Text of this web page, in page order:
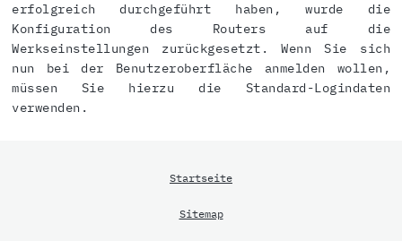
erfolgreich durchgeführt haben, wurde die
Konfiguration des Routers auf die
Werkseinstellungen zurückgesetzt. Wenn Sie sich
nun bei der Benutzeroberfläche anmelden wollen,
müssen Sie hierzu die Standard-Logindaten
verwenden.
Startseite
Sitemap